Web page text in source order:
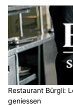
Restaurant Bürgli:
geniessen